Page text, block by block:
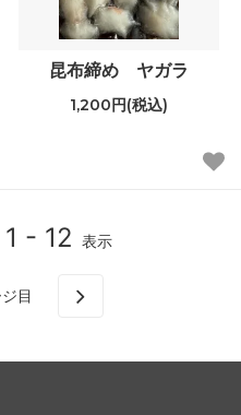
昆布締め ヤガラ
1,200円(税込)
1 - 12 表示
目